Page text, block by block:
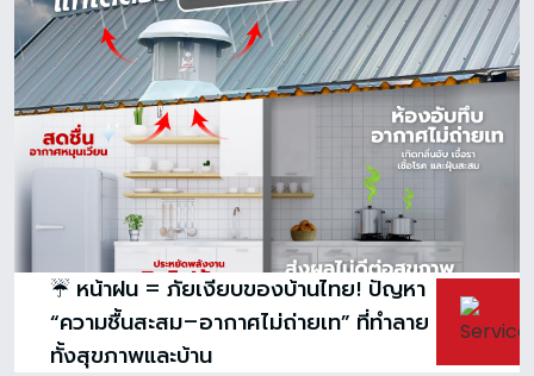
☔ หน้าฝน = ภัยเงียบของบ้านไทย! ปัญหา
“ความชื้นสะสม–อากาศไม่ถ่ายเท” ที่ทำลาย
ทั้งสุขภาพและบ้าน